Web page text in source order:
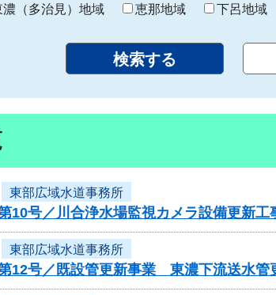
り
濃（多治見）地域 恵那地域 下呂地域
東部広域水道事務所
10号／川合浄水場監視カメラ設備更新工
東部広域水道事務所
第12号／既設管更新事業 東濃下流送水管